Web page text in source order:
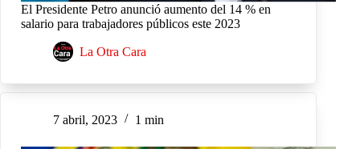
El Presidente Petro anunció aumento del 14 % en
salario para trabajadores públicos este 2023
La Otra Cara
7 abril, 2023 1 min